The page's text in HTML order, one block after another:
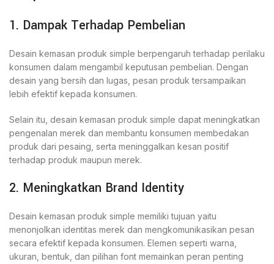
1. Dampak Terhadap Pembelian
Desain kemasan produk simple berpengaruh terhadap perilaku
konsumen dalam mengambil keputusan pembelian. Dengan
desain yang bersih dan lugas, pesan produk tersampaikan
lebih efektif kepada konsumen.
Selain itu, desain kemasan produk simple dapat meningkatkan
pengenalan merek dan membantu konsumen membedakan
produk dari pesaing, serta meninggalkan kesan positif
terhadap produk maupun merek.
2. Meningkatkan Brand Identity
Desain kemasan produk simple memiliki tujuan yaitu
menonjolkan identitas merek dan mengkomunikasikan pesan
secara efektif kepada konsumen. Elemen seperti warna,
ukuran, bentuk, dan pilihan font memainkan peran penting